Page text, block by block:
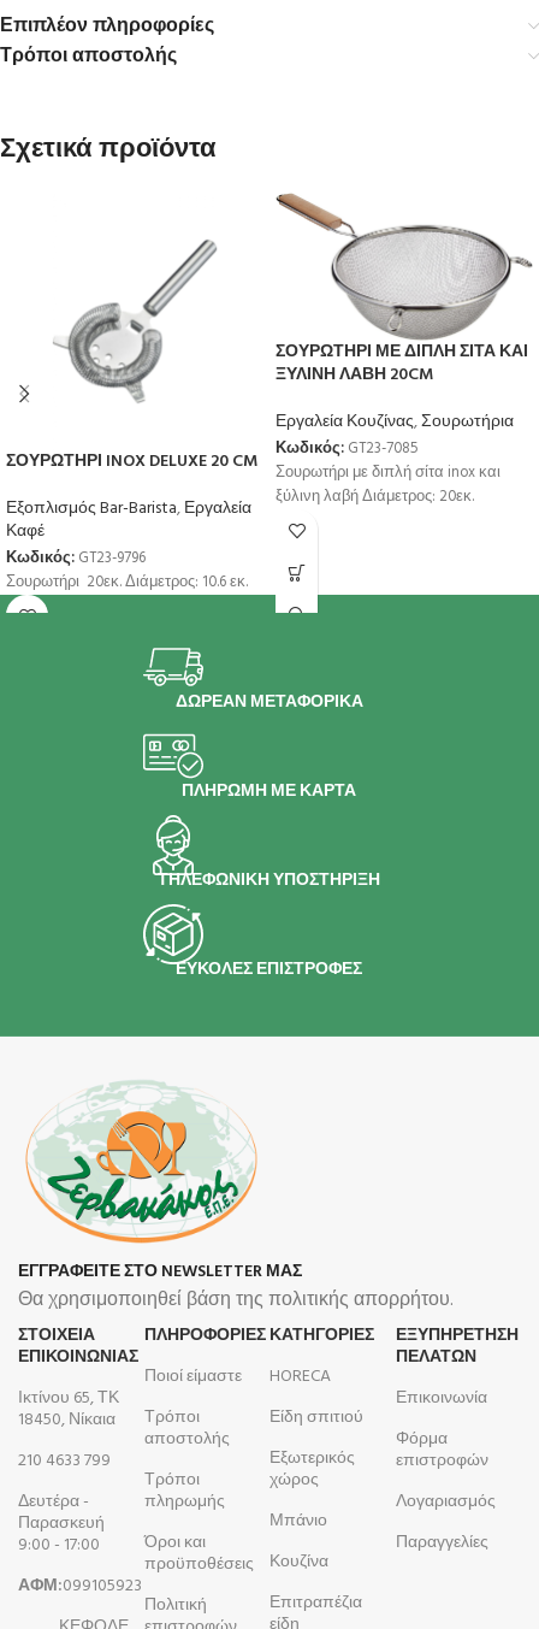
Επιπλέον πληροφορίες
Τρόποι αποστολής
Σχετικά προϊόντα
ΣΟΥΡΩΤΗΡΙ INOX DELUXE 20 CM
Εξοπλισμός Bar-Barista,Εργαλεία
Καφέ
Κωδικός: GT23-9796
Σουρωτήρι 20εκ. Διάμετρος: 10.6 εκ.
ΣΟΥΡΩΤΗΡΙ ΜΕ ΔΙΠΛΗ ΣΙΤΑ ΚΑΙ
ΞΥΛΙΝΗ ΛΑΒΗ 20CM
Εργαλεία Κουζίνας,Σουρωτήρια
Κωδικός: GT23-7085
Σουρωτήρι με διπλή σίτα inox και
ξύλινη λαβή Διάμετρος: 20εκ.
ΔΩΡΕΑΝ ΜΕΤΑΦΟΡΙΚΑ
ΠΛΗΡΩΜΗ ΜΕ ΚΑΡΤΑ
ΤΗΛΕΦΩΝΙΚΗ ΥΠΟΣΤΗΡΙΞΗ
ΕΥΚΟΛΕΣ ΕΠΙΣΤΡΟΦΕΣ
ΕΓΓΡΑΦΕΙΤΕ ΣΤΟ NEWSLETTER ΜΑΣ
Θα χρησιμοποιηθεί βάση της πολιτικής απορρήτου.
ΣΤΟΙΧΕΙΑ
ΕΠΙΚΟΙΝΩΝΙΑΣ
Ικτίνου 65, ΤΚ
18450, Νίκαια
210 4633 799
Δευτέρα -
Παρασκευή
9:00 - 17:00
ΑΦΜ:099105923
ΠΛΗΡΟΦΟΡΊΕΣ
Ποιοί είμαστε
Τρόποι
αποστολής
Τρόποι
πληρωμής
Όροι και
προϋποθέσεις
Πολιτική
ΚΑΤΗΓΟΡΙΕΣ
HORECA
Είδη σπιτιού
Εξωτερικός
χώρος
Μπάνιο
Κουζίνα
Επιτραπέζια
ΕΞΥΠΗΡΕΤΗΣΗ
ΠΕΛΑΤΩΝ
Επικοινωνία
Φόρμα
επιστροφών
Λογαριασμός
Παραγγελίες